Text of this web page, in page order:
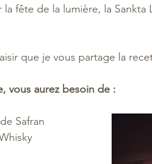
fête de la lumière, la Sankta
que je vous partage la
vous aurez besoin de :
Safran